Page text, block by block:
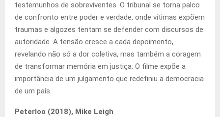
testemunhos de sobreviventes. O tribunal se torna palco
de confronto entre poder e verdade, onde vítimas expõem
traumas e algozes tentam se defender com discursos de
autoridade. A tensão cresce a cada depoimento,
revelando não só a dor coletiva, mas também a coragem
de transformar memória em justiça. O filme expõe a
importância de um julgamento que redefiniu a democracia
de um país.
Peterloo (2018), Mike Leigh